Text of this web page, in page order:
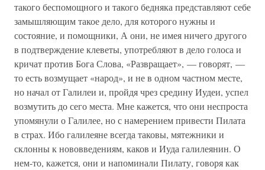
такого беспомощного и такого бедняка представляют себе
замышляющим такое дело, для которого нужны и
состояние, и помощники, А они, не имея ничего другого
в подтверждение клеветы, употребляют в дело голоса и
кричат против Бога Слова, «Развращает», — говорят, —
то есть возмущает «народ», и не в одном частном месте,
но начал от Галилеи и, пройдя чрез средину Иудеи, успел
возмутить до сего места. Мне кажется, что они неспроста
упомянули о Галилее, но с намерением привести Пилата
в страх. Ибо галилеяне всегда таковы, мятежники и
склонны к нововведениям, каков и Иуда галилеянин. О
нем-то, кажется, они и напоминали Пилату, говоря как